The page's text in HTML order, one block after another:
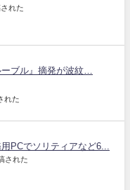
れた
ブル』摘発が波紋…
れた
PCでソリティアなど6...
された